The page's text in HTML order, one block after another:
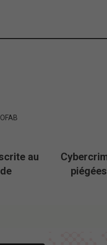
OFAB
au